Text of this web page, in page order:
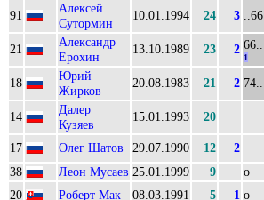
91
Алексей
Сутормин
10.01.1994 24 3 ..66
21
Александр
Ерохин
13.10.1989 23 2 66..
1
18
Юрий
Жирков
20.08.1983 21 2 74..
14
Далер
Кузяев
15.01.1993 20
17 Олег Шатов 29.07.1990 12
2
38
Леон Мусаев 25.01.1999 9 о
20
Роберт Мак 08.03.1991 5 1 о